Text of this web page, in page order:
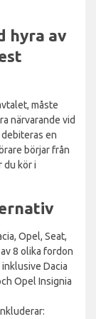
hyra av
måste
närvarande vid
en
börjar från
du kör i
Opel, Seat,
8 olika fordon
Dacia
Opel Insignia